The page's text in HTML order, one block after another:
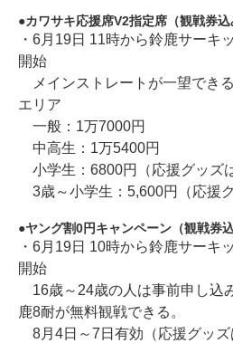
カワサキ応援席V2指定席（観戦券込
・6月19日 11時から鈴鹿サーキ
開始
メインストレートが一望でき
エリア
一般：1万7000円
中高生：1万5400円
小学生：6800円（応援グッズ
3歳～小学生：5,600円（応援
ヤング割0円キャンペーン（観戦券込
・6月19日 10時から鈴鹿サーキ
開始
16歳～24歳の人は事前申し込
鹿8耐が無料観戦できる。
8月4日～7日有効（応援グッズ